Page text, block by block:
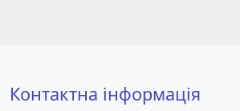
Контактна інформація